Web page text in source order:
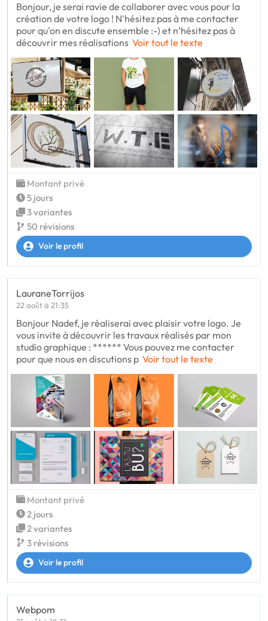
Bonjour, je serai ravie de collaborer avec vous pour la
création de votre logo ! N'hésitez pas à me contacter
pour qu'on en discute ensemble :-) et n’hésitez pas à
découvrir mes réalisations Voir tout le texte
Montant privé
5 jours
3 variantes
50 révisions
Voir le profil
LauraneTorrijos
22 août à 21:35
Bonjour Nadef, je réaliserai avec plaisir votre logo. Je
vous invite à découvrir les travaux réalisés par mon
studio graphique : ****** Vous pouvez me contacter
pour que nous en discutions p Voir tout le texte
Montant privé
2 jours
2 variantes
3 révisions
Voir le profil
Webpom